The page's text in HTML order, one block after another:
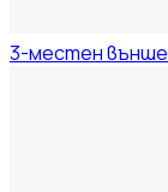
3-местен